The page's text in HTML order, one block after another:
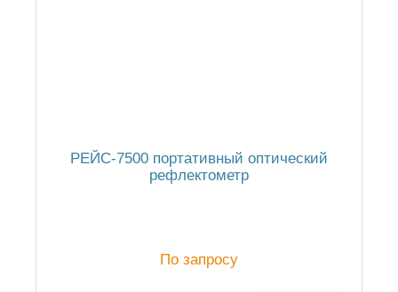
РЕЙС-7500 портативный оптический
рефлектометр
По запросу